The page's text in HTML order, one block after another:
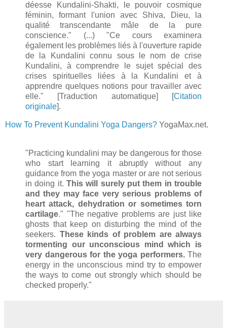
déesse Kundalini-Shakti, le pouvoir cosmique
féminin, formant l'union avec Shiva, Dieu, la
qualité transcendante mâle de la pure
conscience." (...) "Ce cours examinera
également les problèmes liés à l'ouverture rapide
de la Kundalini connu sous le nom de crise
Kundalini, à comprendre le sujet spécial des
crises spirituelles liées à la Kundalini et à
apprendre quelques notions pour travailler avec
elle." [Traduction automatique] [Citation
originale].
How To Prevent Kundalini Yoga Dangers? YogaMax.net.
"Practicing kundalini may be dangerous for those
who start learning it abruptly without any
guidance from the yoga master or are not serious
in doing it. This will surely put them in trouble
and they may face very serious problems of
heart attack, dehydration or sometimes torn
cartilage." "The negative problems are just like
ghosts that keep on disturbing the mind of the
seekers. These kinds of problem are always
tormenting our unconscious mind which is
very dangerous for the yoga performers.The
energy in the unconscious mind try to empower
the ways to come out strongly which should be
checked properly."